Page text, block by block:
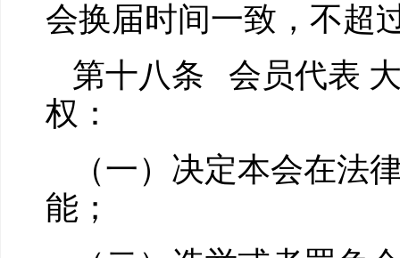
会换届时间一致，不超
第十八条 会员代表
权：
（一）决定本会在法
能；